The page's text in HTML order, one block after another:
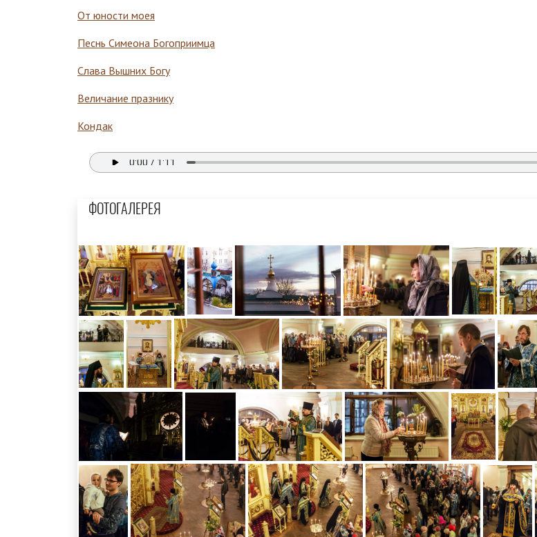
От юности моея
Песнь Симеона Богоприимца
Слава Вышних Богу
Величание празнику
Кондак
ФОТОГАЛЕРЕЯ